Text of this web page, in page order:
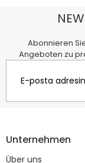
Abonnieren
Angeboten zu
Unternehmen
Über uns